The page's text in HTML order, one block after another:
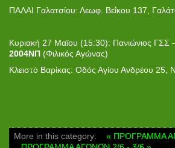
ΠΑΛΑΙ Γαλατσίου: Λεωφ. Βεΐκου 137,
Κυριακή 27 Μαϊου (15:30): Πανιώνιος ΓΣΣ
2004ΝΠ (Φιλικός Αγώνας)
Κλειστό Βαρίκας: Οδός Αγίου Ανδρέου 25,
More in this category:
« ΠΡΟΓΡΑΜΜΑ